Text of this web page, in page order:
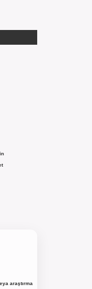
araştırma